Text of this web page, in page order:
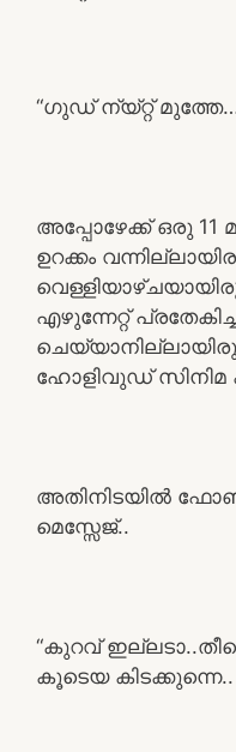
“ഗുഡ് ന്യ്റ്റ്
അപ്പോഴേക്ക് ഒരു
ഉറക്കം
എഴുന്നേറ്റ്
ഹോളിവുഡ് സിനിമ
അതിനിടയിൽ
മെസ്സേജ്..
“കുറവ്
കൂടെയ കിടക്കുന്നെ..